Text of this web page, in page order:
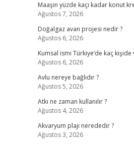
Maaşın yüzde kaçı kadar konut
Ağustos 7, 2026
Doğalgaz avan projesi nedir ?
Ağustos 6, 2026
Kumsal ismi Türkiye’de kaç kişide
Ağustos 6, 2026
Avlu nereye bağlıdır ?
Ağustos 5, 2026
Atkı ne zaman kullanılır ?
Ağustos 4, 2026
Akvaryum plajı nerededir ?
Ağustos 3, 2026